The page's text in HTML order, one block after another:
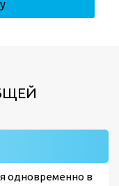
одновременно в